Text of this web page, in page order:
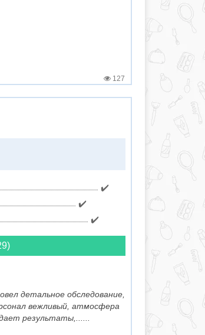
127
✔️
✔️
✔️
детальное обследование,
вежливый, атмосфера
результаты,......